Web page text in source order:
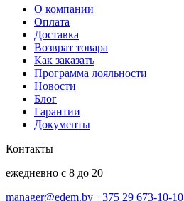
О компании
Оплата
Доставка
Возврат товара
Как заказать
Программа лояльности
Новости
Блог
Гарантии
Документы
Контакты
ежедневно с 8 до 20
manager@edem.by +375 29 673-10-10